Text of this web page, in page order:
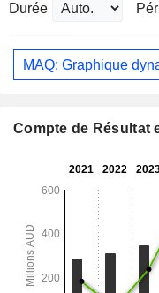
Durée
MAQ: Graphique
Compte de Résultat